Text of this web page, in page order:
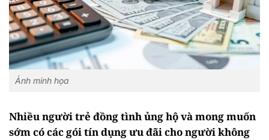
Ảnh minh họa
Nhiều người trẻ đồng tình ủng hộ và mong muốn
sớm có các gói tín dụng ưu đãi cho người không